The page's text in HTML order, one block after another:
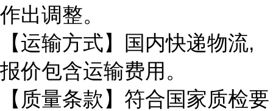
作出调整。
【运输方式】国内快递物流,
报价包含运输费用。
【质量条款】符合国家质检要